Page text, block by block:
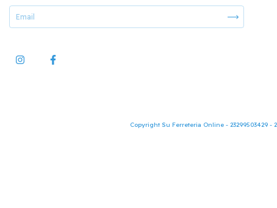
Copyright Su Ferreteria Online - 23299503429 -